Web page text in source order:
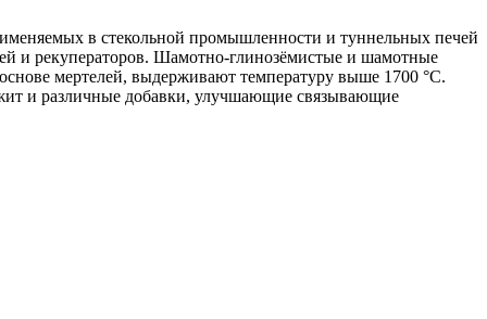
в стекольной промышленности и туннельных печей
и рекуператоров. Шамотно-глинозёмистые и шамотные
мертелей, выдерживают температуру выше 1700 °C.
и различные добавки, улучшающие связывающие